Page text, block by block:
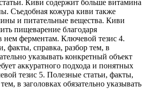
Киви содержит больше витамина
Съедобная кожура киви также
и питательные вещества. Киви
пищеварение благодаря
нем ферментам. Ключевой тезис 4.
факты, справка, разбор тем, в
указывать конкретный объект
аккуратного подхода и понятных
тезис 5. Полезные статьи, факты,
в заголовках обязательно указывать